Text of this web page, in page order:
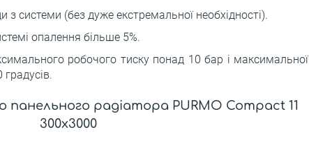
системи (без дуже екстремальної необхідності).
опалення більше 5%.
робочого тиску понад 10 бар і максимальної
радіатора PURMO Compact 11
300x3000